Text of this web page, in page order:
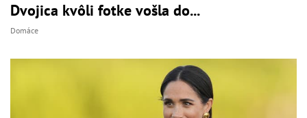
Dvojica kvôli fotke vošla do...
Domáce